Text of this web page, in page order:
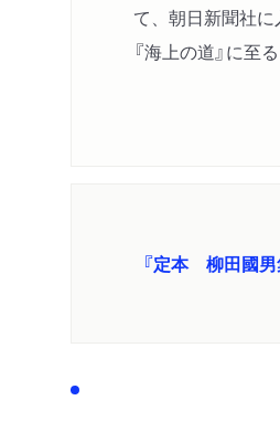
て、朝日新聞社
『海上の道』に至
『定本 柳田國男